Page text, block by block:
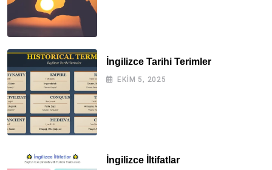
İngilizce Tarihi Terimler
EKIM 5, 2025
İngilizce İltifatlar